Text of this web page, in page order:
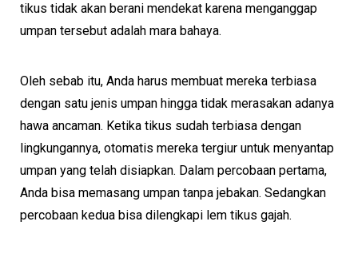
tikus tidak akan berani mendekat karena menganggap
umpan tersebut adalah mara bahaya.
Oleh sebab itu, Anda harus membuat mereka terbiasa
dengan satu jenis umpan hingga tidak merasakan adanya
hawa ancaman. Ketika tikus sudah terbiasa dengan
lingkungannya, otomatis mereka tergiur untuk menyantap
umpan yang telah disiapkan. Dalam percobaan pertama,
Anda bisa memasang umpan tanpa jebakan. Sedangkan
percobaan kedua bisa dilengkapi lem tikus gajah.